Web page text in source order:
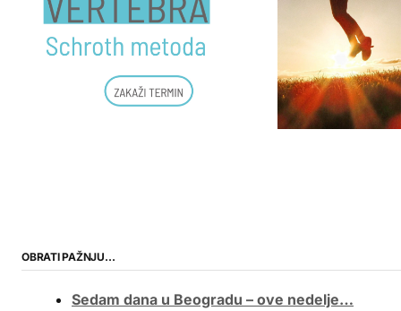
OBRATI PAŽNJU…
Sedam dana u Beogradu – ove nedelje…